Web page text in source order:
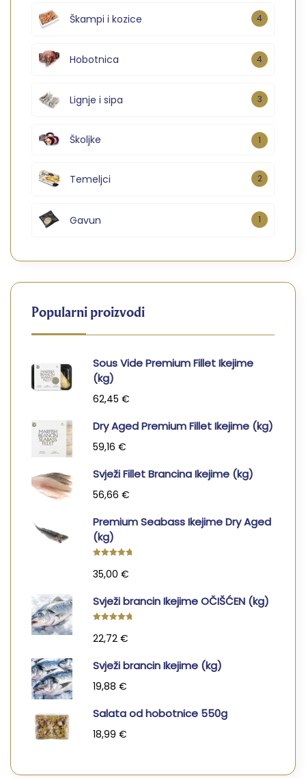
Škampi i kozice 4
Hobotnica 4
Lignje i sipa 3
Školjke 1
Temeljci 2
Gavun 1
Popularni proizvodi
Sous Vide Premium Fillet Ikejime
(kg)
62,45 €
Dry Aged Premium Fillet Ikejime (kg)
59,16 €
Svježi Fillet Brancina Ikejime (kg)
56,66 €
Premium Seabass Ikejime Dry Aged
(kg)
5.00od
35,00 €
Svježi brancin Ikejime OČIŠĆEN (kg)
5.00od
22,72 €
Svježi brancin Ikejime (kg)
19,88 €
Salata od hobotnice 550g
18,99 €